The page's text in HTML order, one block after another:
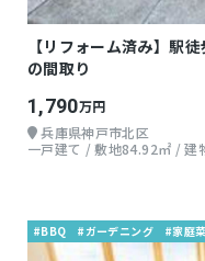
【リフォーム済み】駅
の間取り
1,790万円
兵庫県神戸市北区
一戸建て / 敷地84.92㎡ / 建
#BBQ #ガーデニング #家庭